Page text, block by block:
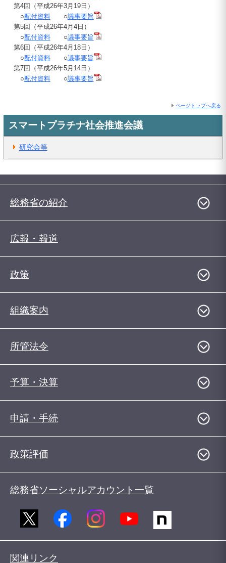
第4回（平成26年3月19日）
○配付資料○議事要旨
第5回（平成26年4月4日）
○配付資料○議事要旨
第6回（平成26年4月18日）
○配付資料○議事要旨
第7回（平成26年5月14日）
○配付資料○議事要旨
ページトップへ戻る
スマートプラチナ社会推進会議
研究会等
総務省の紹介
広報・報道
政策
組織案内
所管法令
予算・決算
申請・手続
政策評価
総務省ソーシャルアカウント一覧
関連リンク